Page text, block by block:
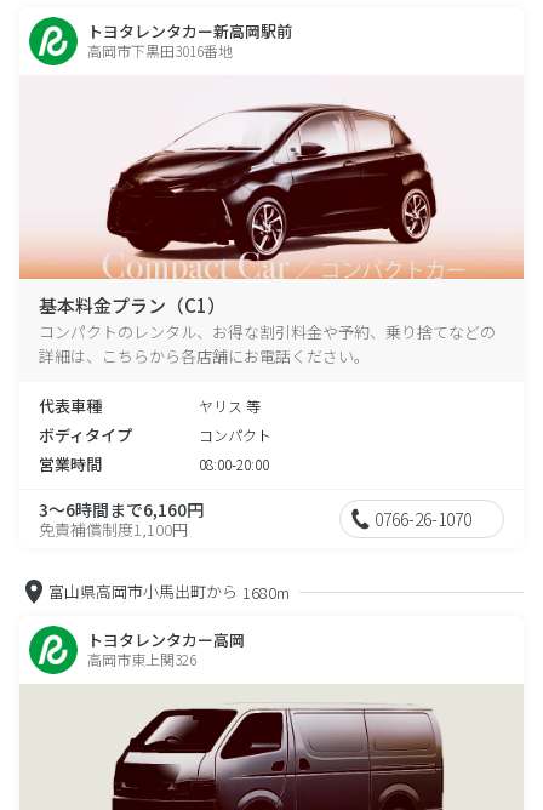
トヨタレンタカー新高岡駅前
高岡市下黒田3016番地
基本料金プラン（C1）
コンパクトのレンタル、お得な割引料金や予約、乗り捨てなどの
詳細は、こちらから各店舗にお電話ください。
代表車種 ヤリス 等
ボディタイプ コンパクト
営業時間 08:00-20:00
3～6時間まで6,160円
免責補償制度1,100円 0766-26-1070
富山県高岡市小馬出町から 1680m
トヨタレンタカー高岡
高岡市東上関326